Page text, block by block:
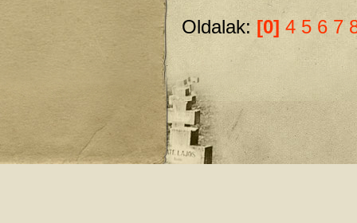
Oldalak: [0] 4 5 6 7